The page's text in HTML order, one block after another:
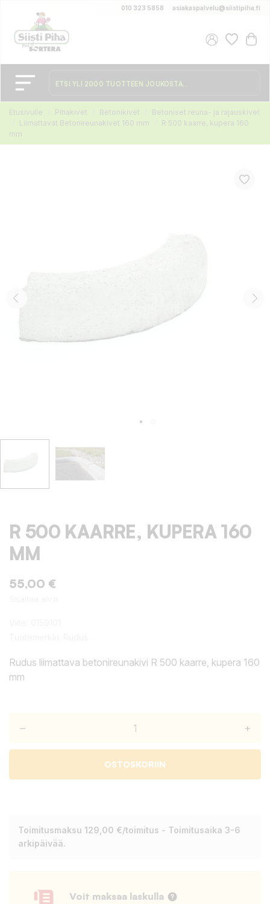
010 323 5858 asiakaspalvelu@siistipiha.fi
Etusivulle Pihakivet Betonikivet
Betoniset reuna- ja rajauskivet
Liimattavat Betonireunakivet 160 mm
R 500 kaarre, kupera 160
mm
R 500 KAARRE, KUPERA 160
MM
55,00 €
Rudus liimattava betonireunakivi R 500 kaarre, kupera 160
mm
– +
OSTOSKORIIN
Toimitusmaksu 129,00 €/toimitus - Toimitusaika 3-6
arkipäivää.
Voit maksaa laskulla